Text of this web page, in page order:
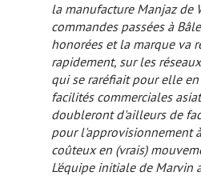
la manufacture Manjaz de
commandes passées à
honorées et la marque va
rapidement, sur les
qui se raréfiait pour elle
facilités commerciales
doubleront d'ailleurs de
pour l'approvisionnement
coûteux en (vrais)
L'équipe initiale de Marvin